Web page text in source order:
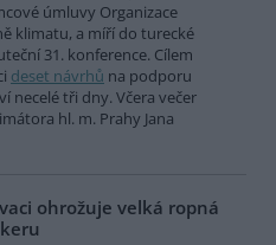
úmluvy Organizace
klimatu, a míří do turecké
31. konference. Cílem
deset návrhů na podporu
necelé tři dny. Včera večer
hl. m. Prahy Jana
ohrožuje velká ropná